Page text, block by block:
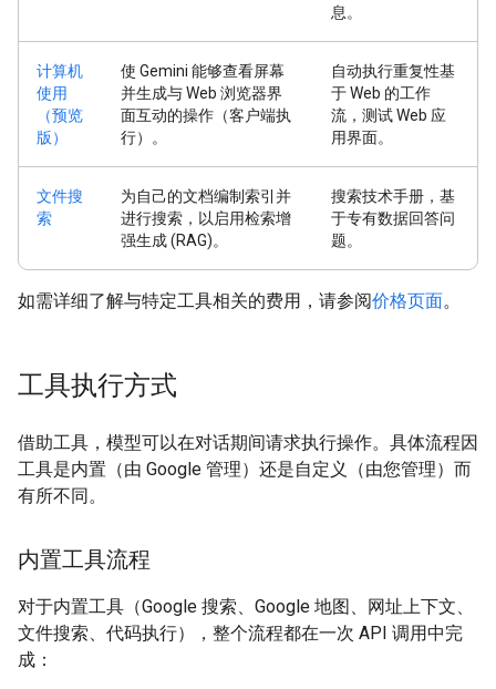
息。
计算机
使用
（预览
版）
使 Gemini 能够查看屏幕
并生成与 Web 浏览器界
面互动的操作（客户端执
行）。
自动执行重复性基
于 Web 的工作
流，测试 Web 应
用界面。
文件搜
索
为自己的文档编制索引并
进行搜索，以启用检索增
强生成 (RAG)。
搜索技术手册，基
于专有数据回答问
题。
如需详细了解与特定工具相关的费用，请参阅价格页面。
工具执行方式
借助工具，模型可以在对话期间请求执行操作。具体流程因
工具是内置（由 Google 管理）还是自定义（由您管理）而
有所不同。
内置工具流程
对于内置工具（Google 搜索、Google 地图、网址上下文、
文件搜索、代码执行），整个流程都在一次 API 调用中完
成：